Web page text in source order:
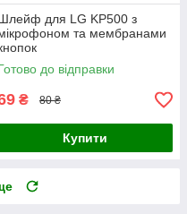
для LG KP500 з
та мембранами
до відправки
₴ 80 ₴
Купити